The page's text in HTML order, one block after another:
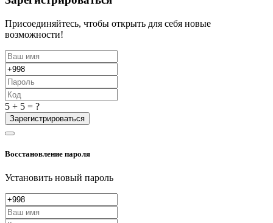
Присоединяйтесь, чтобы открыть для себя новые
возможности!
5 + 5 = ?
Зарегистрироваться
Восстановление пароля
Установить новый пароль